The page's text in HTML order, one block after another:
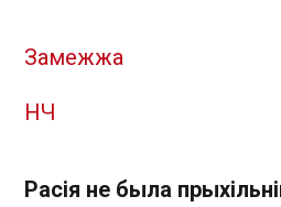
Замежжа
НЧ
Расія не была